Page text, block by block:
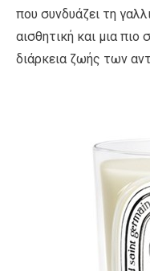
που συνδυάζει τη
αισθητική και μια
διάρκεια ζωής των